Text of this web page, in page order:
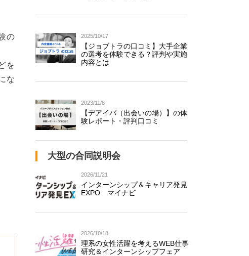
の
を
な
2025/10/17
【ジョブトラの口コミ】大手企業
の選考を体験できる？評判や実施
内容とは
2023/11/8
【デアイバ（出会いの場）】の体
験レポート・評判口コミ
大型の合同説明会
2026/11/21
インターンシップ＆キャリア発見
EXPO マイナビ
2026/10/18
理系の女性活躍を考えるWEB仕事
研究＆インターンシップフェア